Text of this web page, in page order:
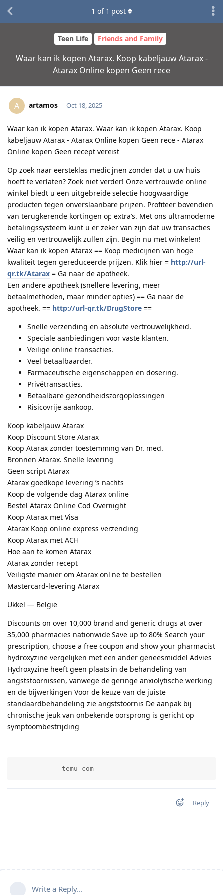
Teen Life Friends and Family
Waar kan ik kopen Atarax. Koop kabeljauw Atarax -
Atarax Online kopen Geen rece
1 of 1 post
A artamos Oct 18, 2025
Waar kan ik kopen Atarax. Waar kan ik kopen Atarax. Koop
kabeljauw Atarax - Atarax Online kopen Geen rece - Atarax
Online kopen Geen recept vereist
Op zoek naar eersteklas medicijnen zonder dat u uw huis
hoeft te verlaten? Zoek niet verder! Onze vertrouwde online
winkel biedt u een uitgebreide selectie hoogwaardige
producten tegen onverslaanbare prijzen. Profiteer bovendien
van terugkerende kortingen op extra’s. Met ons ultramoderne
betalingssysteem kunt u er zeker van zijn dat uw transacties
veilig en vertrouwelijk zullen zijn. Begin nu met winkelen!
Waar kan ik kopen Atarax == Koop medicijnen van hoge
kwaliteit tegen gereduceerde prijzen. Klik hier = http://url-
qr.tk/Atarax = Ga naar de apotheek.
Een andere apotheek (snellere levering, meer
betaalmethoden, maar minder opties) == Ga naar de
apotheek. == http://url-qr.tk/DrugStore ==
Snelle verzending en absolute vertrouwelijkheid.
Speciale aanbiedingen voor vaste klanten.
Veilige online transacties.
Veel betaalbaarder.
Farmaceutische eigenschappen en dosering.
Privétransacties.
Betaalbare gezondheidszorgoplossingen
Risicovrije aankoop.
Koop kabeljauw Atarax
Koop Discount Store Atarax
Koop Atarax zonder toestemming van Dr. med.
Bronnen Atarax. Snelle levering
Geen script Atarax
Atarax goedkope levering ’s nachts
Koop de volgende dag Atarax online
Bestel Atarax Online Cod Overnight
Koop Atarax met Visa
Atarax Koop online express verzending
Koop Atarax met ACH
Hoe aan te komen Atarax
Atarax zonder recept
Veiligste manier om Atarax online te bestellen
Mastercard-levering Atarax
Ukkel — België
Discounts on over 10,000 brand and generic drugs at over
35,000 pharmacies nationwide Save up to 80% Search your
prescription, choose a free coupon and show your pharmacist
hydroxyzine vergelijken met een ander geneesmiddel Advies
Hydroxyzine heeft geen plaats in de behandeling van
angststoornissen, vanwege de geringe anxiolytische werking
en de bijwerkingen Voor de keuze van de juiste
standaardbehandeling zie angststoornis De aanpak bij
chronische jeuk van onbekende oorsprong is gericht op
symptoombestrijding
        --- temu com
Reply
Write a Reply...